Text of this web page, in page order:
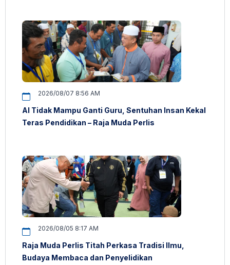
2026/08/07 8:56 AM
AI Tidak Mampu Ganti Guru, Sentuhan Insan Kekal
Teras Pendidikan – Raja Muda Perlis
2026/08/05 8:17 AM
Raja Muda Perlis Titah Perkasa Tradisi Ilmu,
Budaya Membaca dan Penyelidikan